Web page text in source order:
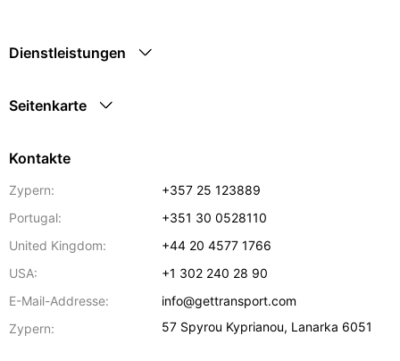
Dienstleistungen
Seitenkarte
Kontakte
Zypern:
+357 25 123889
Portugal:
+351 30 0528110
United Kingdom:
+44 20 4577 1766
USA:
+1 302 240 28 90
E-Mail-Addresse:
info@gettransport.com
Zypern:
57 Spyrou Kyprianou, Lanarka 6051